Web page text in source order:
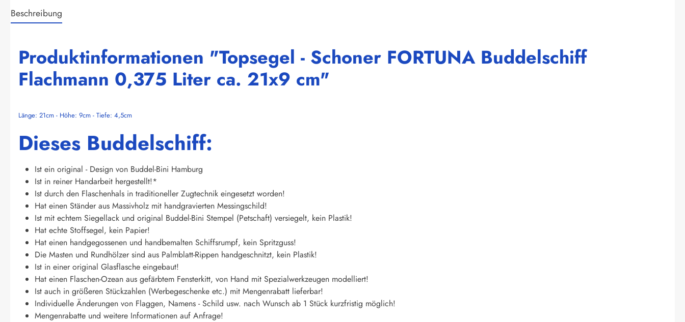
Beschreibung
Produktinformationen "Topsegel - Schoner FORTUNA Buddelschiff
Flachmann 0,375 Liter ca. 21x9 cm"
Länge: 21cm - Höhe: 9cm - Tiefe: 4,5cm
Dieses Buddelschiff:
Ist ein original - Design von Buddel-Bini Hamburg
Ist in reiner Handarbeit hergestellt!*
Ist durch den Flaschenhals in traditioneller Zugtechnik eingesetzt worden!
Hat einen Ständer aus Massivholz mit handgravierten Messingschild!
Ist mit echtem Siegellack und original Buddel-Bini Stempel (Petschaft) versiegelt, kein Plastik!
Hat echte Stoffsegel, kein Papier!
Hat einen handgegossenen und handbemalten Schiffsrumpf, kein Spritzguss!
Die Masten und Rundhölzer sind aus Palmblatt-Rippen handgeschnitzt, kein Plastik!
Ist in einer original Glasflasche eingebaut!
Hat einen Flaschen-Ozean aus gefärbtem Fensterkitt, von Hand mit Spezialwerkzeugen modelliert!
Ist auch in größeren Stückzahlen (Werbegeschenke etc.) mit Mengenrabatt lieferbar!
Individuelle Änderungen von Flaggen, Namens - Schild usw. nach Wunsch ab 1 Stück kurzfristig möglich!
Mengenrabatte und weitere Informationen auf Anfrage!